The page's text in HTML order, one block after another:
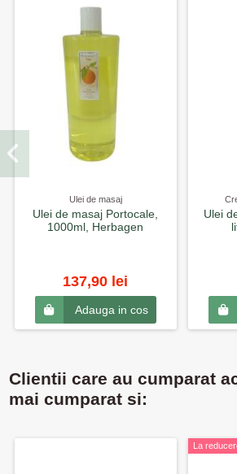
Ulei de masaj
Ulei de masaj Portocale,
1000ml, Herbagen
137,90 lei
Adauga in cos
Ulei
Clientii care au cumparat
mai cumparat si:
La